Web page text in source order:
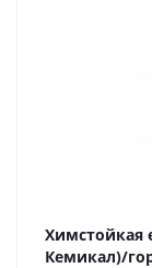
Химстойкая
Кемикал)/